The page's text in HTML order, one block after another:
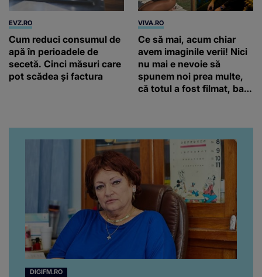
EVZ.RO
Cum reduci consumul de
apă în perioadele de
secetă. Cinci măsuri care
pot scădea și factura
VIVA.RO
Ce să mai, acum chiar
avem imaginile verii! Nici
nu mai e nevoie să
spunem noi prea multe,
că totul a fost filmat, ba
da, frumoasa iubită a lui
Florin Ristei e...
DIGIFM.RO